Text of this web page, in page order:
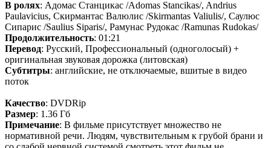
В ролях: Адомас Станцикас /Adomas Stancikas/, Andrius
Paulavicius, Скирмантас Валюлис /Skirmantas Valiulis/, Саулюс
Сипарис /Saulius Siparis/, Рамунас Рудокас /Ramunas Rudokas/
Продолжительность: 01:21
Перевод: Русский, Профессиональный (одноголосый) +
оригинальная звуковая дорожка (литовская)
Субтитры: английские, не отключаемые, вшитые в видео
поток
Качество: DVDRip
Размер: 1.36 Гб
Примечание: В фильме присутствует множество не
нормативной речи. Людям, чувствительным к грубой брани и